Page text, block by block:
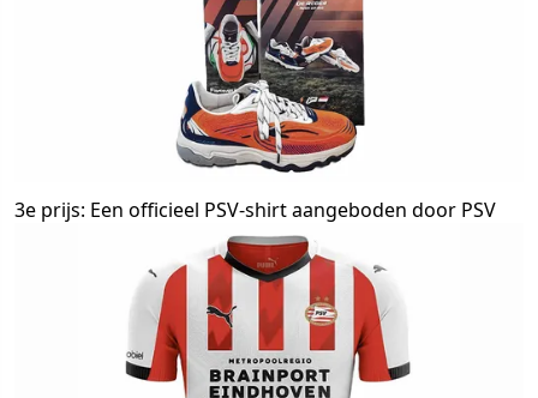
3e prijs: Een officieel PSV-shirt aangeboden door PSV